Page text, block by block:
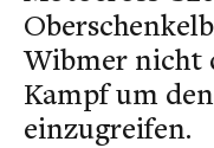
Wibmer nicht
Kampf um
einzugreifen.